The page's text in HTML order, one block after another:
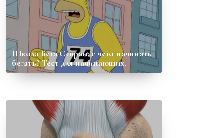
Школа Бега Скиран: с чего начинать
бегать? Тест для начинающих.